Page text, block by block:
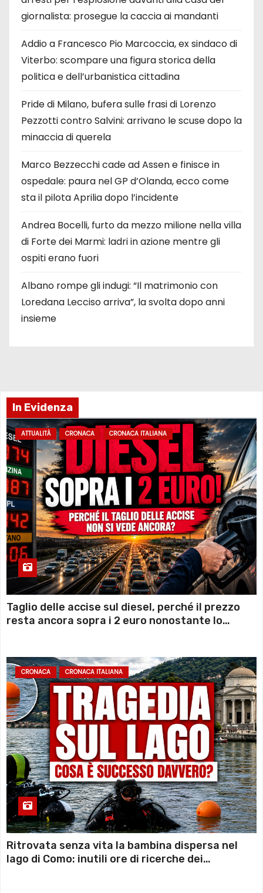
giornalista: prosegue la caccia ai mandanti
Addio a Francesco Pio Marcoccia, ex sindaco di
Viterbo: scompare una figura storica della
politica e dell’urbanistica cittadina
Pride di Milano, bufera sulle frasi di Lorenzo
Pezzotti contro Salvini: arrivano le scuse dopo la
minaccia di querela
Marco Bezzecchi cade ad Assen e finisce in
ospedale: paura nel GP d’Olanda, ecco come
sta il pilota Aprilia dopo l’incidente
Andrea Bocelli, furto da mezzo milione nella villa
di Forte dei Marmi: ladri in azione mentre gli
ospiti erano fuori
Albano rompe gli indugi: “Il matrimonio con
Loredana Lecciso arriva”, la svolta dopo anni
insieme
In Evidenza
ATTUALITÀ CRONACA CRONACA ITALIANA
Taglio delle accise sul diesel, perché il prezzo
resta ancora sopra i 2 euro nonostante lo
CRONACA CRONACA ITALIANA
Ritrovata senza vita la bambina dispersa nel
lago di Como: inutili ore di ricerche dei